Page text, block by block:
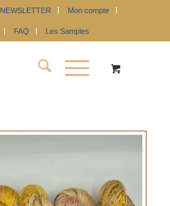
NEWSLETTER Mon compte
FAQ Les Samples